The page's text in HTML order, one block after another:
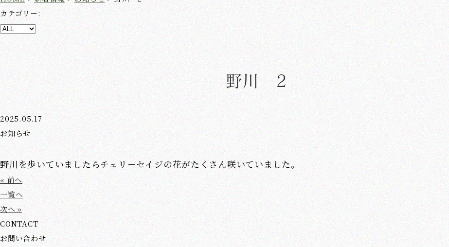
カテゴリー:
野川 2
2025.05.17
お知らせ
野川を歩いていましたらチェリーセイジの花がたくさん咲いていました。
« 前へ
一覧へ
次へ »
CONTACT
お問い合わせ